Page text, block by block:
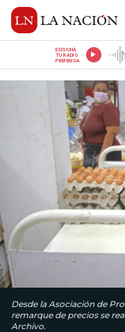
ESCUCHÁ
TU RADIO
PREFERIDA
Desde la Asociación de
remarque de precios se
Archivo.